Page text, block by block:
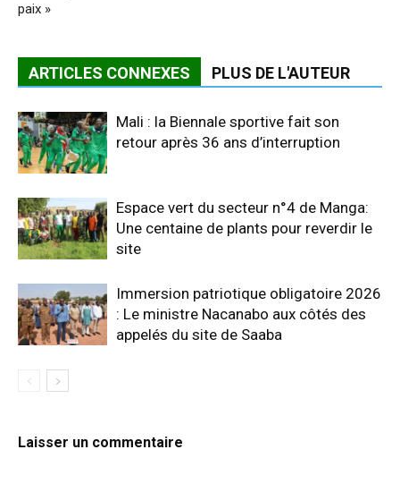
paix »
ARTICLES CONNEXES PLUS DE L'AUTEUR
Mali : la Biennale sportive fait son
retour après 36 ans d’interruption
Espace vert du secteur n°4 de Manga:
Une centaine de plants pour reverdir le
site
Immersion patriotique obligatoire 2026
: Le ministre Nacanabo aux côtés des
appelés du site de Saaba
Laisser un commentaire